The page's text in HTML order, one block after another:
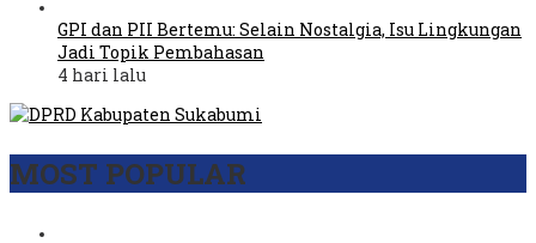
GPI dan PII Bertemu: Selain Nostalgia, Isu Lingkungan
Jadi Topik Pembahasan
4 hari lalu
MOST POPULAR